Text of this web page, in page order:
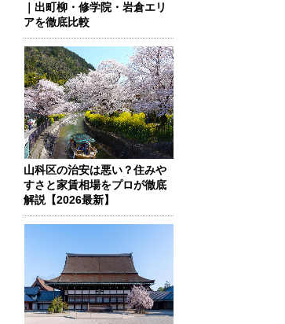
｜出町柳・修学院・岩倉エリ
アを徹底比較
山科区の治安は悪い？住みや
すさと家賃相場をプロが徹底
解説【2026最新】